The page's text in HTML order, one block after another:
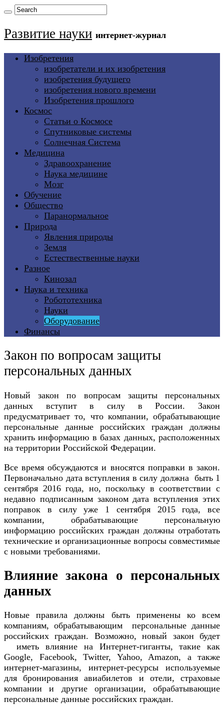
Развитие науки интернет-журнал
Изобретения
изобретатели и их изобретения
изобретения будущего
изобретения нового времени
Изобретения прошлого
Космос
Статьи о Космосе
Спутниковые системы
Солнечная Система
Медицина
Здравоохранение
Наука медицине
Мозг
Обучение
Общество
Паранормальное
Природа
Явления природы
Земля
Естествественные науки
Разное
Кинозал
Наука и техника
Робототехника
Науки
Оборудование
Финансы
Закон по вопросам защиты
персональных данных
Новый закон по вопросам защиты персональных
данных вступит в силу в России. Закон
предусматривает то, что компании, обрабатывающие
персональные данные российских граждан должны
хранить информацию в базах данных, расположенных
на территории Российской Федерации.
Все время обсуждаются и вносятся поправки в закон.
Первоначально дата вступления в силу должна быть 1
сентября 2016 года, но, поскольку в соответствии с
недавно подписанным законом дата вступления этих
поправок в силу уже 1 сентября 2015 года, все
компании, обрабатывающие персональную
информацию российских граждан должны отработать
технические и организационные вопросы совместимые
с новыми требованиями.
Влияние закона о персональных
данных
Новые правила должны быть применены ко всем
компаниям, обрабатывающим персональные данные
российских граждан. Возможно, новый закон будет
иметь влияние на Интернет-гиганты, такие как
Google, Facebook, Twitter, Yahoo, Amazon, а также
интернет-магазины, интернет-ресурсы используемые
для бронирования авиабилетов и отели, страховые
компании и другие организации, обрабатывающие
персональные данные российских граждан.